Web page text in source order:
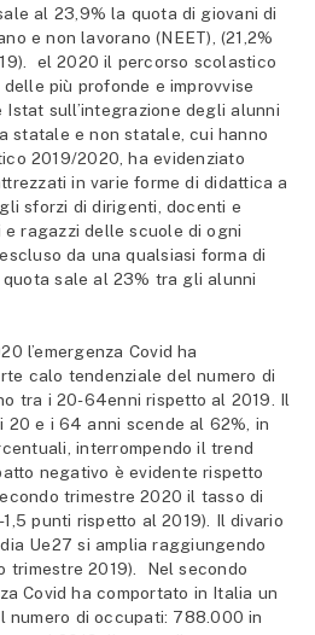
al 23,9% la quota di giovani di
e non lavorano (NEET), (21,2%
el 2020 il percorso scolastico
più profonde e improvvise
Istat sull’integrazione degli alunni
statale e non statale, cui hanno
2019/2020, ha evidenziato
in varie forme di didattica a
sforzi di dirigenti, docenti e
e ragazzi delle scuole di ogni
da una qualsiasi forma di
sale al 23% tra gli alunni
l’emergenza Covid ha
calo tendenziale del numero di
tra i 20-64enni rispetto al 2019. Il
20 e i 64 anni scende al 62%, in
interrompendo il trend
negativo è evidente rispetto
trimestre 2020 il tasso di
punti rispetto al 2019). Il divario
Ue27 si amplia raggiungendo
trimestre 2019). Nel secondo
Covid ha comportato in Italia un
numero di occupati: 788.000 in